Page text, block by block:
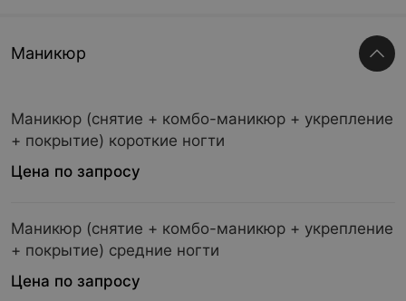
Маникюр
Маникюр (снятие + комбо-маникюр + укрепление
+ покрытие) короткие ногти
Цена по запросу
Маникюр (снятие + комбо-маникюр + укрепление
+ покрытие) средние ногти
Цена по запросу